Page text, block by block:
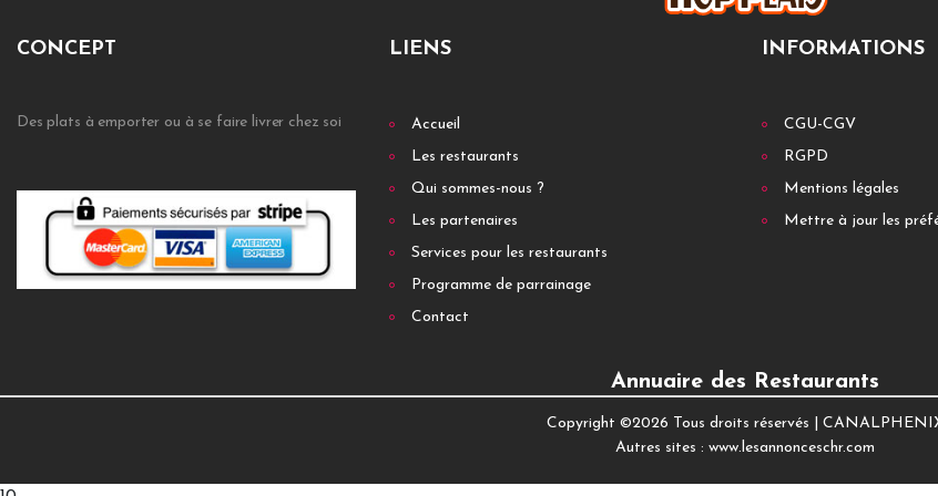
CONCEPT
Des plats à emporter ou à se faire livrer chez soi
LIENS
Accueil
Les restaurants
Qui sommes-nous ?
Les partenaires
Services pour les restaurants
Programme de parrainage
Contact
INFORMATIONS
CGU-CGV
RGPD
Mentions légales
Mettre à jour les
Annuaire des Restaurants
Copyright ©2026 Tous droits réservés |
Autres sites : www.lesannonceschr.com